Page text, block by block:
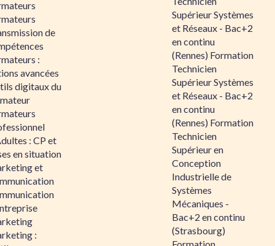
de
:
avancées
digitaux du
: CP et
en situation
et
:
Supérieur Systèmes
et Réseaux - Bac+2
en continu
(Rennes) Formation
Technicien
Supérieur Systèmes
et Réseaux - Bac+2
en continu
(Rennes) Formation
Technicien
Supérieur en
Conception
Industrielle de
Systèmes
Mécaniques -
Bac+2 en continu
(Strasbourg)